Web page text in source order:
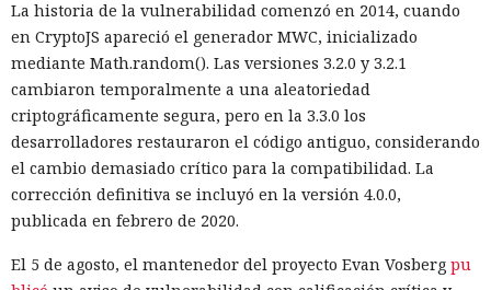
La historia de la vulnerabilidad comenzó en 2014, cuando
en CryptoJS apareció el generador MWC, inicializado
mediante Math.random(). Las versiones 3.2.0 y 3.2.1
cambiaron temporalmente a una aleatoriedad
criptográficamente segura, pero en la 3.3.0 los
desarrolladores restauraron el código antiguo, considerando
el cambio demasiado crítico para la compatibilidad. La
corrección definitiva se incluyó en la versión 4.0.0,
publicada en febrero de 2020.
El 5 de agosto, el mantenedor del proyecto Evan Vosberg pu